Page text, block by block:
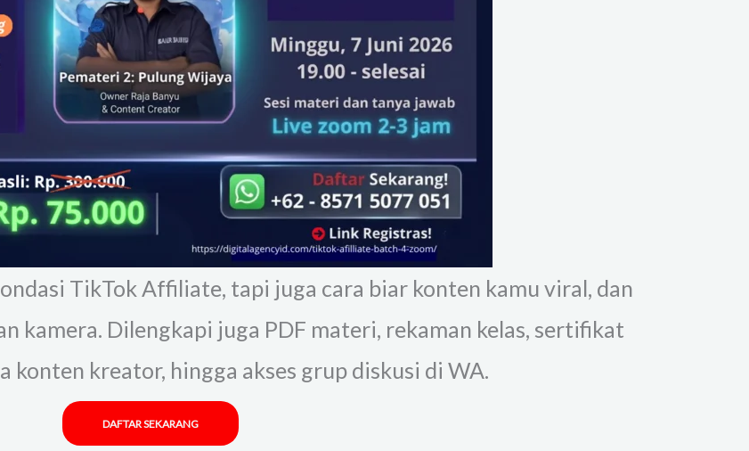
TikTok Affiliate, tapi juga cara biar konten kamu viral, dan
kamera. Dilengkapi juga PDF materi, rekaman kelas, sertifikat
konten kreator, hingga akses grup diskusi di WA.
DAFTAR SEKARANG